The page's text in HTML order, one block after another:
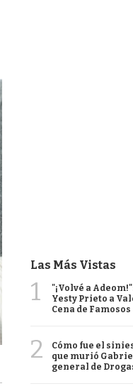
Las Más Vistas
1
"¡Volvé a
Yesty Prieto a
Cena de Famosos
2
Cómo fue el
que murió
general de